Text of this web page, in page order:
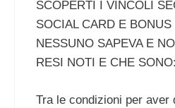
SCOPERTI I VINCOLI
SOCIAL CARD E
NESSUNO SAPEVA E
RESI NOTI E CHE SONO:
Tra le condizioni per aver